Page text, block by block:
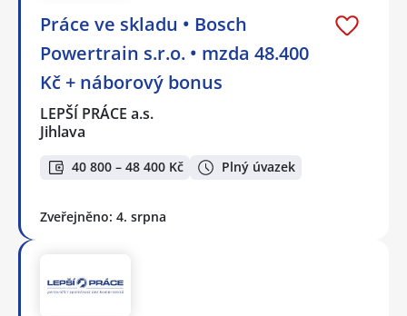
Práce ve skladu • Bosch
Powertrain s.r.o. • mzda 48.400
Kč + náborový bonus
LEPŠÍ PRÁCE a.s.
Jihlava
40 800 – 48 400 Kč Plný úvazek
Zveřejněno: 4. srpna